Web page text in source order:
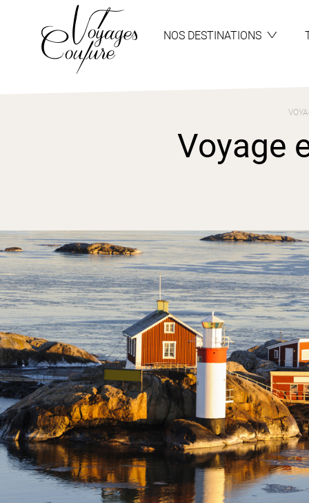
NOS DESTINATIONS
Voyage